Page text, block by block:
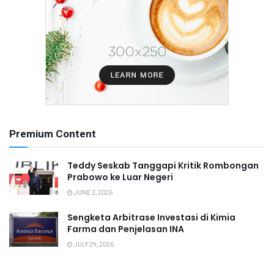
Premium Content
Teddy Seskab Tanggapi Kritik Rombongan
Prabowo ke Luar Negeri
JUNE 2, 2026
Sengketa Arbitrase Investasi di Kimia
Farma dan Penjelasan INA
JULY 29, 2026